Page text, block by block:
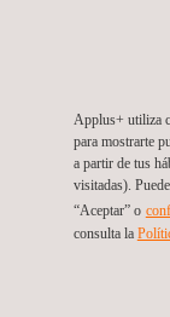
Applus+ utiliza
para mostrarte
a partir de tus
visitadas).
“Aceptar” o
consulta la